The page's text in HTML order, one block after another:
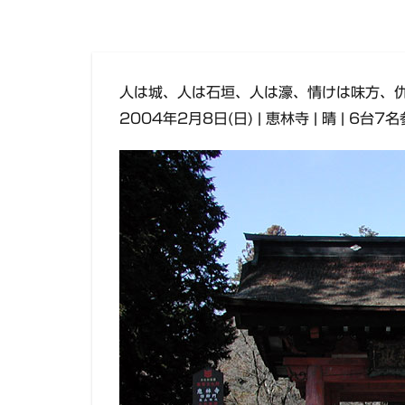
人は城、人は石垣、人は濠、情けは味方、
2004年2月8日(日) | 恵林寺 | 晴 | 6台7名